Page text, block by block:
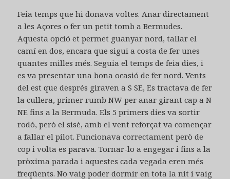
Feia temps que hi donava voltes. Anar directament
a les Açores o fer un petit tomb a Bermudes.
Aquesta opció et permet guanyar nord, tallar el
camí en dos, encara que sigui a costa de fer unes
quantes milles més. Seguia el temps de feia dies, i
es va presentar una bona ocasió de fer nord. Vents
del est que després giraven a S SE, Es tractava de fer
la cullera, primer rumb NW per anar girant cap a N
NE fins a la Bermuda. Els 5 primers dies va sortir
rodó, però el sisè, amb el vent reforçat va començar
a fallar el pilot. Funcionava correctament però de
cop i volta es parava. Tornar-lo a engegar i fins a la
pròxima parada i aquestes cada vegada eren més
freqüents. No vaig poder dormir en tota la nit i vaig